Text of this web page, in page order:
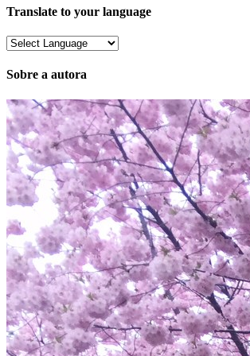
Translate to your language
Sobre a autora